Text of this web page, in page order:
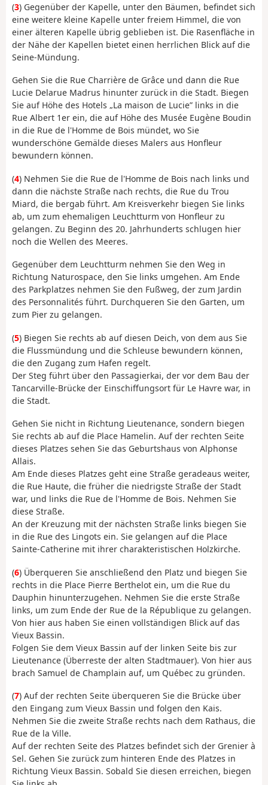
(3) Gegenüber der Kapelle, unter den Bäumen, befindet sich
eine weitere kleine Kapelle unter freiem Himmel, die von
einer älteren Kapelle übrig geblieben ist. Die Rasenfläche in
der Nähe der Kapellen bietet einen herrlichen Blick auf die
Seine-Mündung.
Gehen Sie die Rue Charrière de Grâce und dann die Rue
Lucie Delarue Madrus hinunter zurück in die Stadt. Biegen
Sie auf Höhe des Hotels „La maison de Lucie” links in die
Rue Albert 1er ein, die auf Höhe des Musée Eugène Boudin
in die Rue de l'Homme de Bois mündet, wo Sie
wunderschöne Gemälde dieses Malers aus Honfleur
bewundern können.
(4) Nehmen Sie die Rue de l'Homme de Bois nach links und
dann die nächste Straße nach rechts, die Rue du Trou
Miard, die bergab führt. Am Kreisverkehr biegen Sie links
ab, um zum ehemaligen Leuchtturm von Honfleur zu
gelangen. Zu Beginn des 20. Jahrhunderts schlugen hier
noch die Wellen des Meeres.
Gegenüber dem Leuchtturm nehmen Sie den Weg in
Richtung Naturospace, den Sie links umgehen. Am Ende
des Parkplatzes nehmen Sie den Fußweg, der zum Jardin
des Personnalités führt. Durchqueren Sie den Garten, um
zum Pier zu gelangen.
(5) Biegen Sie rechts ab auf diesen Deich, von dem aus Sie
die Flussmündung und die Schleuse bewundern können,
die den Zugang zum Hafen regelt.
Der Steg führt über den Passagierkai, der vor dem Bau der
Tancarville-Brücke der Einschiffungsort für Le Havre war, in
die Stadt.
Gehen Sie nicht in Richtung Lieutenance, sondern biegen
Sie rechts ab auf die Place Hamelin. Auf der rechten Seite
dieses Platzes sehen Sie das Geburtshaus von Alphonse
Allais.
Am Ende dieses Platzes geht eine Straße geradeaus weiter,
die Rue Haute, die früher die niedrigste Straße der Stadt
war, und links die Rue de l'Homme de Bois. Nehmen Sie
diese Straße.
An der Kreuzung mit der nächsten Straße links biegen Sie
in die Rue des Lingots ein. Sie gelangen auf die Place
Sainte-Catherine mit ihrer charakteristischen Holzkirche.
(6) Überqueren Sie anschließend den Platz und biegen Sie
rechts in die Place Pierre Berthelot ein, um die Rue du
Dauphin hinunterzugehen. Nehmen Sie die erste Straße
links, um zum Ende der Rue de la République zu gelangen.
Von hier aus haben Sie einen vollständigen Blick auf das
Vieux Bassin.
Folgen Sie dem Vieux Bassin auf der linken Seite bis zur
Lieutenance (Überreste der alten Stadtmauer). Von hier aus
brach Samuel de Champlain auf, um Québec zu gründen.
(7) Auf der rechten Seite überqueren Sie die Brücke über
den Eingang zum Vieux Bassin und folgen den Kais.
Nehmen Sie die zweite Straße rechts nach dem Rathaus, die
Rue de la Ville.
Auf der rechten Seite des Platzes befindet sich der Grenier à
Sel. Gehen Sie zurück zum hinteren Ende des Platzes in
Richtung Vieux Bassin. Sobald Sie diesen erreichen, biegen